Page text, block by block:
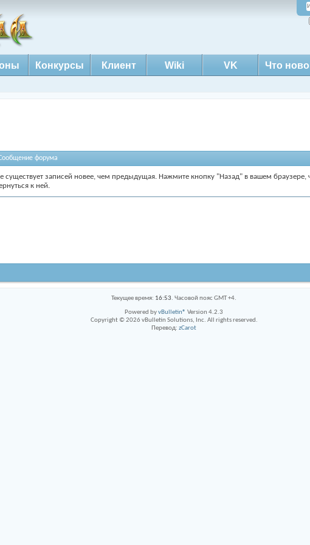
Конкурсы Клиент Wiki VK Что
форума
существует записей новее, чем предыдущая. Нажмите кнопку "Назад" в вашем браузере,
к ней.
Текущее время: 16:53. Часовой пояс GMT +4.
Powered byvBulletin® Version 4.2.3
Copyright © 2026 vBulletin Solutions, Inc. All rights reserved.
Перевод: zCarot